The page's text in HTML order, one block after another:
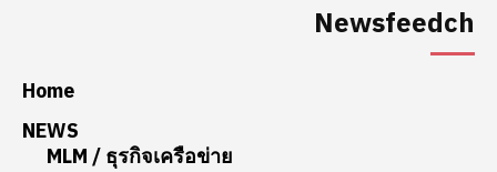
Newsfeedch
Home
NEWS
MLM / ธุรกิจเครือข่าย